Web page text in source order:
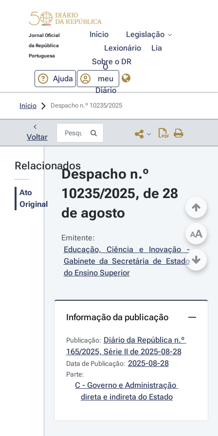
Jornal Oficial
da República
Portuguesa
Início
Legislação
Lexionário
Lia
Sobre o DR
Ajuda
O
meu
Diário
Início Despacho n.º 10235/2025
Voltar
Relacionados
Ato
Original
Despacho n.º
10235/2025, de 28
de agosto
Emitente:
Educação, Ciência e Inovação -
Gabinete da Secretária de Estado
do Ensino Superior
Informação da publicação
Publicação: Diário da República n.º
165/2025, Série II de 2025-08-28
Data de Publicação: 2025-08-28
Parte:
C - Governo e Administração
direta e indireta do Estado
AA